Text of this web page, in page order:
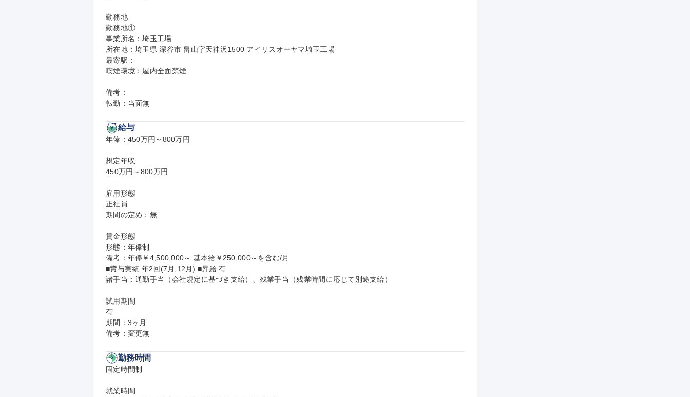
勤務地
勤務地①
事業所名：埼玉工場
所在地：埼玉県 深谷市 畠山字天神沢1500 アイリスオーヤマ埼玉工場
最寄駅：
喫煙環境：屋内全面禁煙
備考：
転勤：当面無
給与
年俸：450万円～800万円
想定年収
450万円～800万円
雇用形態
正社員
期間の定め：無
賃金形態
形態：年俸制
備考：年俸￥4,500,000～ 基本給￥250,000～を含む/月
■賞与実績:年2回(7月,12月) ■昇給:有
諸手当：通勤手当（会社規定に基づき支給）、残業手当（残業時間に応じて別途支給）
試用期間
有
期間：3ヶ月
備考：変更無
勤務時間
固定時間制
就業時間